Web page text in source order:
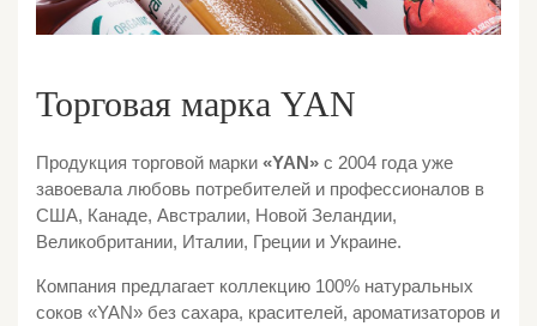
Торговая марка YAN
Продукция торговой марки «YAN» с 2004 года уже
завоевала любовь потребителей и профессионалов в
США, Канаде, Австралии, Новой Зеландии,
Великобритании, Италии, Греции и Украине.
Компания предлагает коллекцию 100% натуральных
соков «YAN» без сахара, красителей, ароматизаторов и